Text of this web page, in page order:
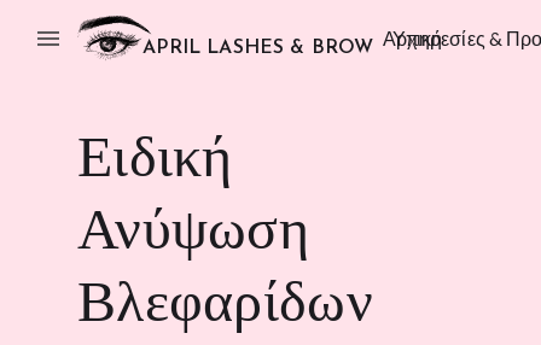
menu APRIL LASHES & BROW Αρχική
Υπηρεσίες &
Ειδική
Ανύψωση
Βλεφαρίδων